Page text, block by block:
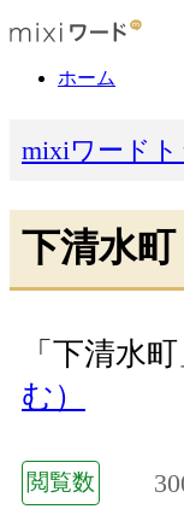
ホーム
mixiワード
下清水町
「下清水
む）
閲覧数